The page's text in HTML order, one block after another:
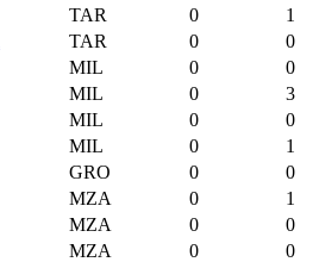
TAR 0
1
TAR 0
0
MIL 0
0
MIL 0
3
MIL 0
0
MIL 0
1
GRO 0
0
MZA 0
1
MZA 0
0
MZA 0
0